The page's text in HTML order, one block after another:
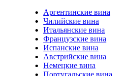
Аргентинские вина
Чилийские вина
Итальянские вина
Французские вина
Испанские вина
Австрийские вина
Немецкие вина
Португальские вина